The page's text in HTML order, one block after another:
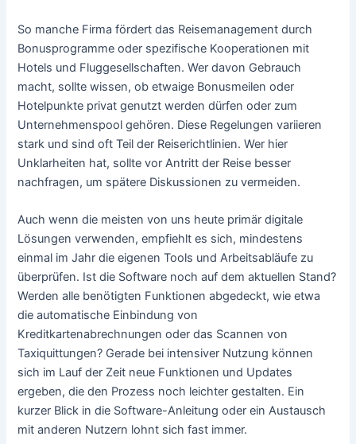
So manche Firma fördert das Reisemanagement durch
Bonusprogramme oder spezifische Kooperationen mit
Hotels und Fluggesellschaften. Wer davon Gebrauch
macht, sollte wissen, ob etwaige Bonusmeilen oder
Hotelpunkte privat genutzt werden dürfen oder zum
Unternehmenspool gehören. Diese Regelungen variieren
stark und sind oft Teil der Reiserichtlinien. Wer hier
Unklarheiten hat, sollte vor Antritt der Reise besser
nachfragen, um spätere Diskussionen zu vermeiden.
Auch wenn die meisten von uns heute primär digitale
Lösungen verwenden, empfiehlt es sich, mindestens
einmal im Jahr die eigenen Tools und Arbeitsabläufe zu
überprüfen. Ist die Software noch auf dem aktuellen Stand?
Werden alle benötigten Funktionen abgedeckt, wie etwa
die automatische Einbindung von
Kreditkartenabrechnungen oder das Scannen von
Taxiquittungen? Gerade bei intensiver Nutzung können
sich im Lauf der Zeit neue Funktionen und Updates
ergeben, die den Prozess noch leichter gestalten. Ein
kurzer Blick in die Software-Anleitung oder ein Austausch
mit anderen Nutzern lohnt sich fast immer.